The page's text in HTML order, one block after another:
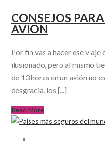
CONSEJOS
AVIÓN
Por fin vas a hacer ese viaje
ilusionado, pero al mismo
de 13 horas en un avión no
desgracia, los [...]
Read More